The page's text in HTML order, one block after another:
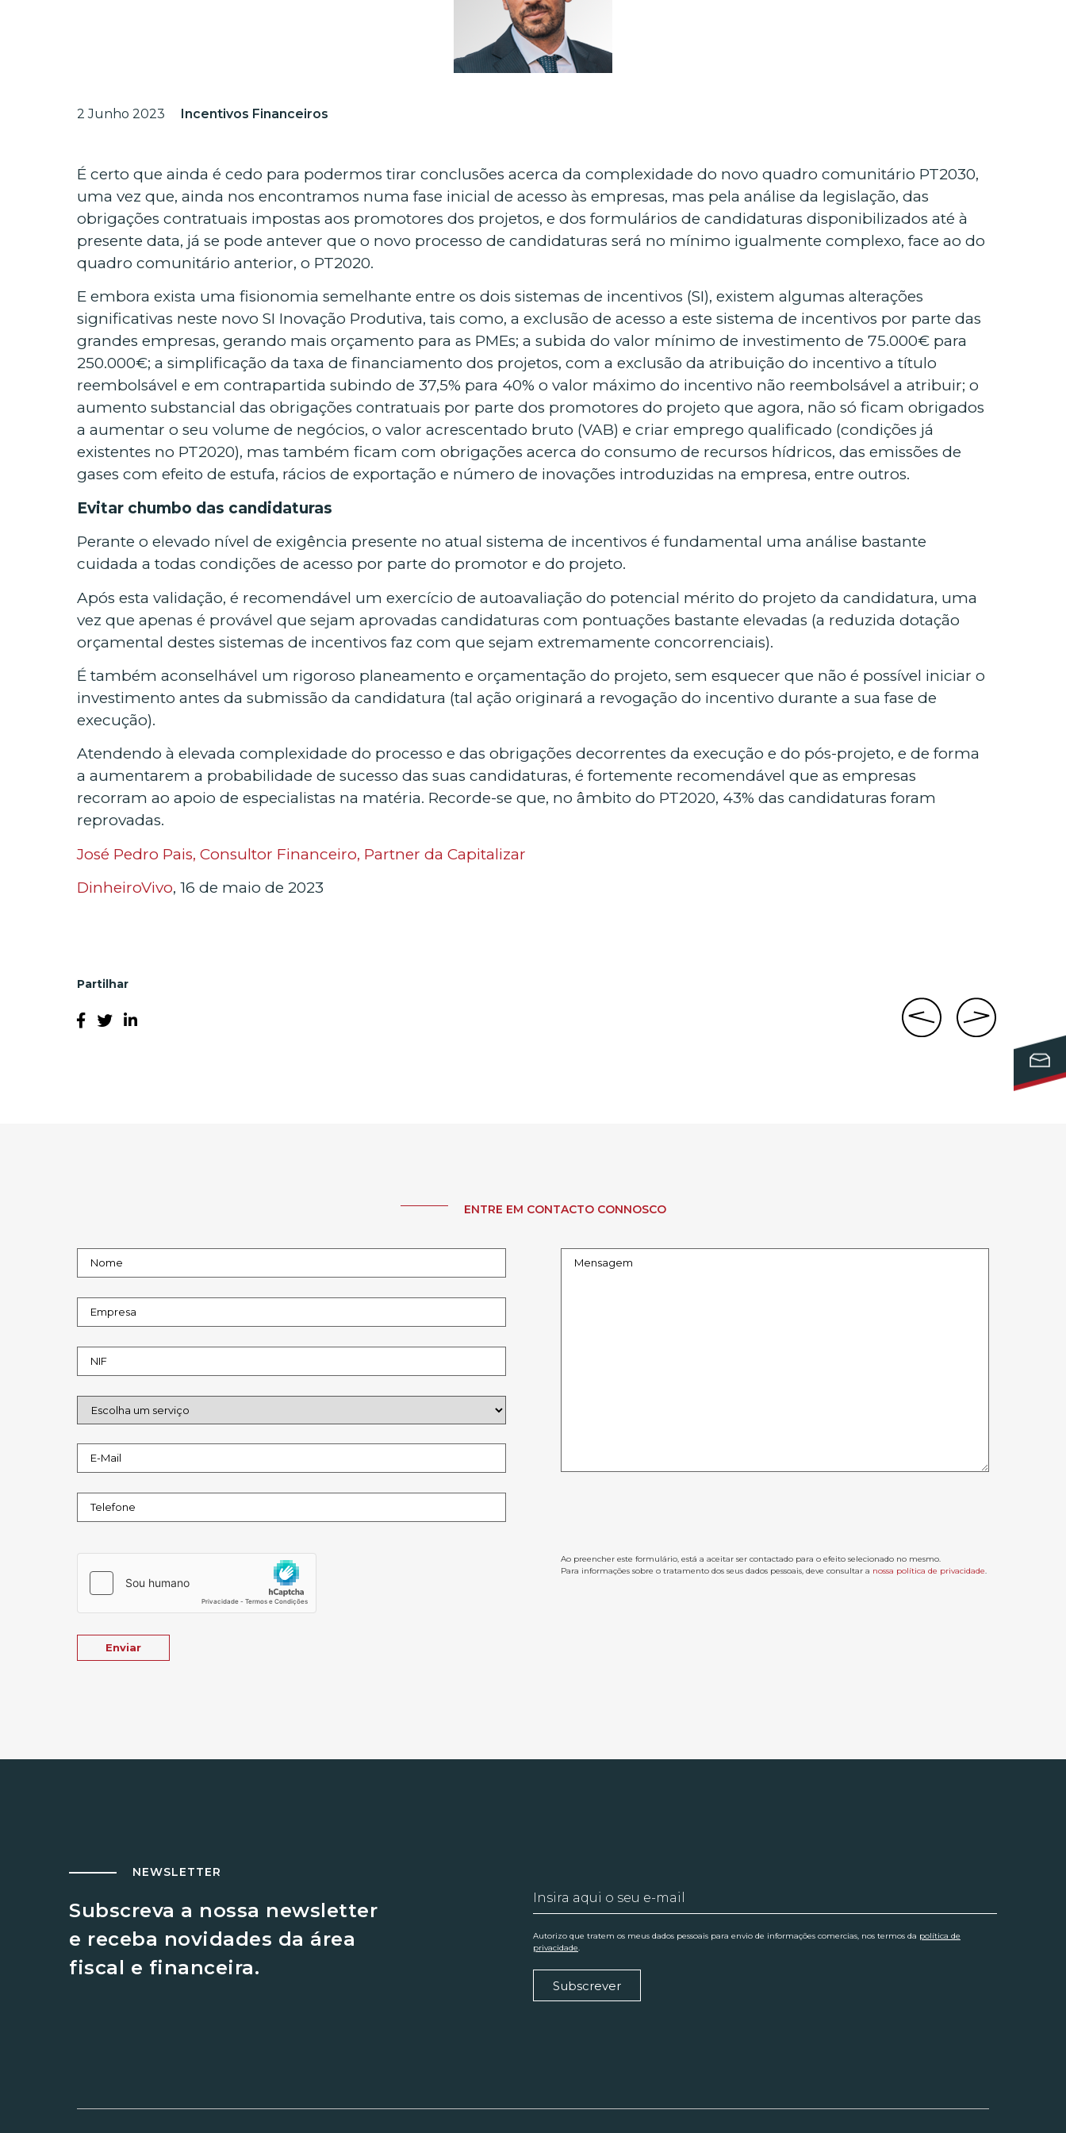
2 Junho 2023 Incentivos Financeiros
É certo que ainda é cedo para podermos tirar conclusões acerca da complexidade do novo quadro comunitário PT2030,
uma vez que, ainda nos encontramos numa fase inicial de acesso às empresas, mas pela análise da legislação, das
obrigações contratuais impostas aos promotores dos projetos, e dos formulários de candidaturas disponibilizados até à
presente data, já se pode antever que o novo processo de candidaturas será no mínimo igualmente complexo, face ao do
quadro comunitário anterior, o PT2020.
E embora exista uma fisionomia semelhante entre os dois sistemas de incentivos (SI), existem algumas alterações
significativas neste novo SI Inovação Produtiva, tais como, a exclusão de acesso a este sistema de incentivos por parte das
grandes empresas, gerando mais orçamento para as PMEs; a subida do valor mínimo de investimento de 75.000€ para
250.000€; a simplificação da taxa de financiamento dos projetos, com a exclusão da atribuição do incentivo a título
reembolsável e em contrapartida subindo de 37,5% para 40% o valor máximo do incentivo não reembolsável a atribuir; o
aumento substancial das obrigações contratuais por parte dos promotores do projeto que agora, não só ficam obrigados
a aumentar o seu volume de negócios, o valor acrescentado bruto (VAB) e criar emprego qualificado (condições já
existentes no PT2020), mas também ficam com obrigações acerca do consumo de recursos hídricos, das emissões de
gases com efeito de estufa, rácios de exportação e número de inovações introduzidas na empresa, entre outros.
Evitar chumbo das candidaturas
Perante o elevado nível de exigência presente no atual sistema de incentivos é fundamental uma análise bastante
cuidada a todas condições de acesso por parte do promotor e do projeto.
Após esta validação, é recomendável um exercício de autoavaliação do potencial mérito do projeto da candidatura, uma
vez que apenas é provável que sejam aprovadas candidaturas com pontuações bastante elevadas (a reduzida dotação
orçamental destes sistemas de incentivos faz com que sejam extremamente concorrenciais).
É também aconselhável um rigoroso planeamento e orçamentação do projeto, sem esquecer que não é possível iniciar o
investimento antes da submissão da candidatura (tal ação originará a revogação do incentivo durante a sua fase de
execução).
Atendendo à elevada complexidade do processo e das obrigações decorrentes da execução e do pós-projeto, e de forma
a aumentarem a probabilidade de sucesso das suas candidaturas, é fortemente recomendável que as empresas
recorram ao apoio de especialistas na matéria. Recorde-se que, no âmbito do PT2020, 43% das candidaturas foram
reprovadas.
José Pedro Pais, Consultor Financeiro, Partner da Capitalizar
DinheiroVivo, 16 de maio de 2023
Partilhar
ENTRE EM CONTACTO CONNOSCO
Ao preencher este formulário, está a aceitar ser contactado para o efeito selecionado no mesmo.
Para informações sobre o tratamento dos seus dados pessoais, deve consultar a nossa política de privacidade.
NEWSLETTER
Subscreva a nossa newsletter
e receba novidades da área
fiscal e financeira.
Autorizo que tratem os meus dados pessoais para envio de informações comercias, nos termos da política de
privacidade.
Subscrever